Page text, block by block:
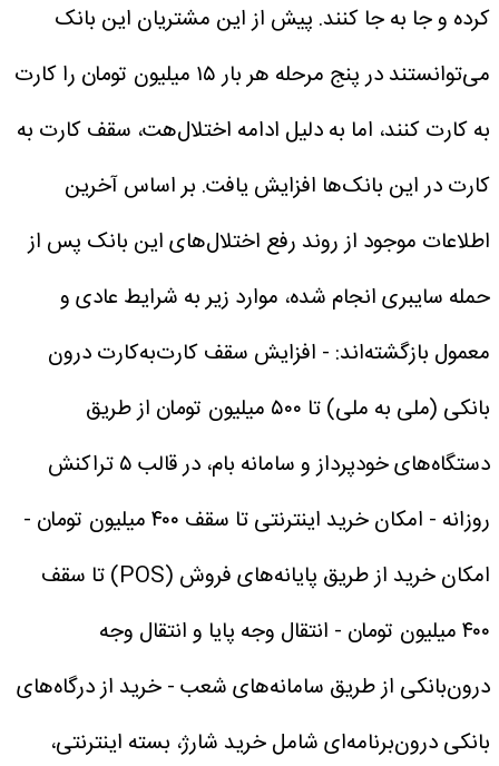
کرده و جا به جا کنند. پیش از این مشتریان این بانک
می‌توانستند در پنج مرحله هر بار ۱۵ میلیون تومان را کارت
به کارت کنند، اما به دلیل ادامه اختلال‌هت، سقف کارت به
کارت در این بانک‌ها افزایش یافت. بر اساس آخرین
اطلاعات موجود از روند رفع اختلال‌های این بانک پس از
حمله سایبری انجام شده، موارد زیر به شرایط عادی و
معمول بازگشته‌اند: - افزایش سقف کارت‌به‌کارت درون
بانکی (ملی به ملی) تا ۵۰۰ میلیون تومان از طریق
دستگاه‌های خودپرداز و سامانه بام، در قالب ۵ تراکنش
روزانه - امکان خرید اینترنتی تا سقف ۴۰۰ میلیون تومان
-
امکان خرید از طریق پایانه‌های فروش (POS) تا سقف
۴۰۰ میلیون تومان
- انتقال وجه پایا و انتقال وجه
درون‌بانکی از طریق سامانه‌های شعب- خرید از درگاه‌های
بانکی درون‌برنامه‌ای شامل خرید شارژ، بسته اینترنتی،